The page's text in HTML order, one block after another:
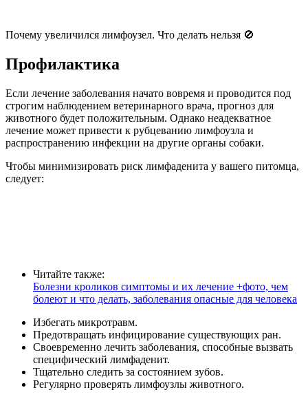
Почему увеличился лимфоузел. Что делать нельзя 🚫
Профилактика
Если лечение заболевания начато вовремя и проводится под
строгим наблюдением ветеринарного врача, прогноз для
животного будет положительным. Однако неадекватное
лечение может привести к рубцеванию лимфоузла и
распространению инфекции на другие органы собаки.
Чтобы минимизировать риск лимфаденита у вашего питомца,
следует:
Читайте также:
Болезни кроликов симптомы и их лечение +фото, чем
болеют и что делать, заболевания опасные для человека
Избегать микротравм.
Предотвращать инфицирование существующих ран.
Своевременно лечить заболевания, способные вызвать
специфический лимфаденит.
Тщательно следить за состоянием зубов.
Регулярно проверять лимфоузлы животного.